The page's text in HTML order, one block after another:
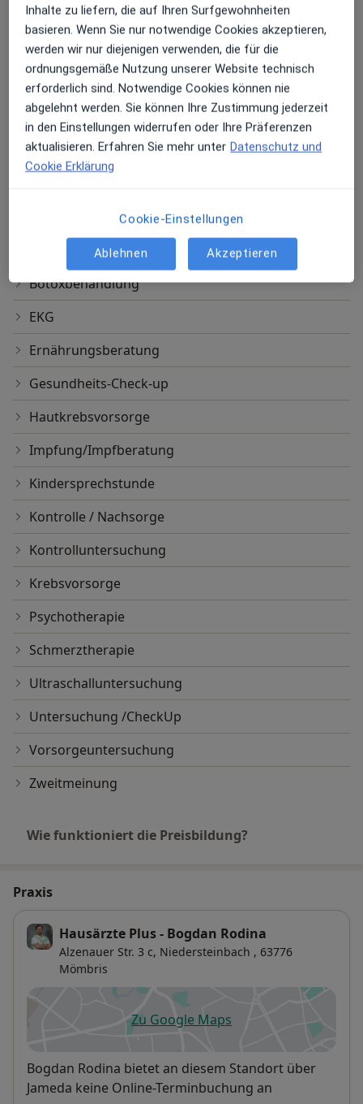
Allgemeine Sprechstunde
Alzenauer Str. 3 c, Mömbris
Hausärzte Plus - Bogdan Rodina
Erstuntersuchung (Neupatient/in)
Alzenauer Str. 3 c, Mömbris
Hausärzte Plus - Bogdan Rodina
Behandlung von akuten Beschwerden/Schmerzen
Botoxbehandlung
EKG
Ernährungsberatung
Gesundheits-Check-up
Hautkrebsvorsorge
Impfung/Impfberatung
Kindersprechstunde
Kontrolle / Nachsorge
Kontrolluntersuchung
Krebsvorsorge
Psychotherapie
Schmerztherapie
Ultraschalluntersuchung
Untersuchung /CheckUp
Vorsorgeuntersuchung
Zweitmeinung
Wie funktioniert die Preisbildung?
Praxis
Hausärzte Plus - Bogdan Rodina
Alzenauer Str. 3 c, Niedersteinbach , 63776
Mömbris
Zu Google Mapsöffnet in einer neuen
Verfügbarkeit
Bogdan Rodina bietet an diesem Standort über
Jameda keine Online-Terminbuchung an
Inhalte zu liefern, die auf Ihren Surfgewohnheiten
basieren. Wenn Sie nur notwendige Cookies akzeptieren,
werden wir nur diejenigen verwenden, die für die
ordnungsgemäße Nutzung unserer Website technisch
erforderlich sind. Notwendige Cookies können nie
abgelehnt werden. Sie können Ihre Zustimmung jederzeit
in den Einstellungen widerrufen oder Ihre Präferenzen
aktualisieren. Erfahren Sie mehr unter Datenschutz und
Cookie Erklärung
Cookie-Einstellungen
Ablehnen Akzeptieren